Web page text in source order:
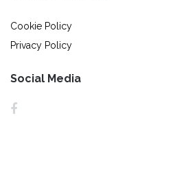
Cookie Policy
Privacy Policy
Social Media